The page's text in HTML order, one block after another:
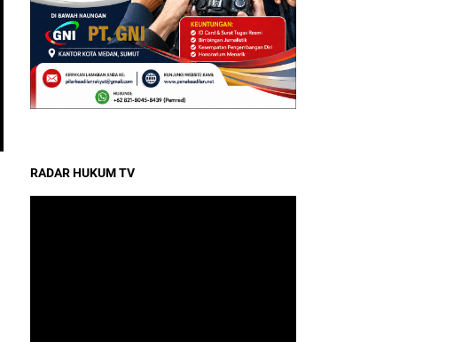
RADAR HUKUM TV